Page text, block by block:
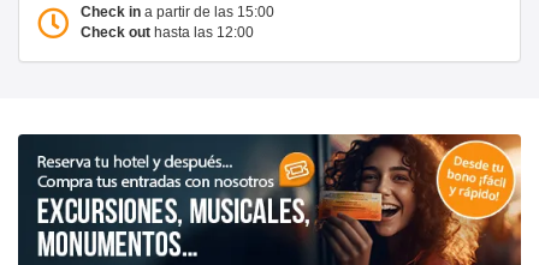
Check in a partir de las 15:00
Check out hasta las 12:00